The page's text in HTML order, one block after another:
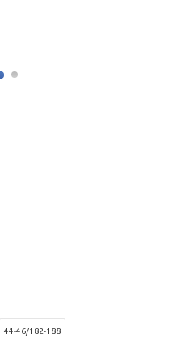
44-46/182-188